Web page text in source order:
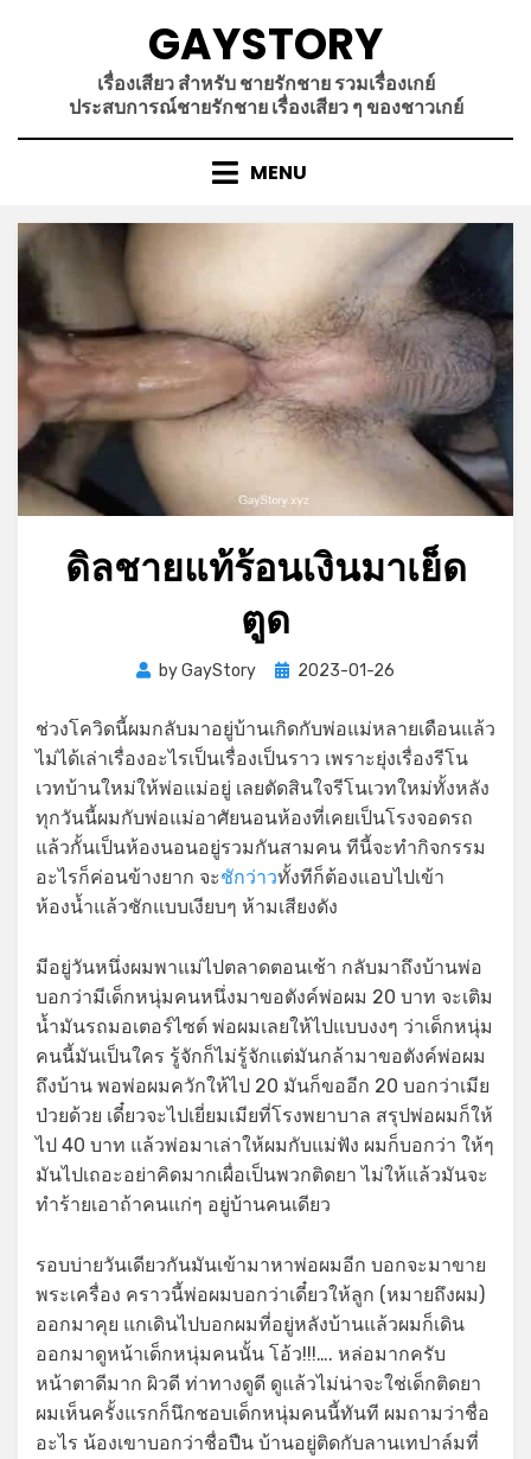
GAYSTORY
เรื่องเสียว สำหรับ ชายรักชาย รวมเรื่องเกย์
ประสบการณ์ชายรักชาย เรื่องเสียว ๆ ของชาวเกย์
MENU
ดิลชายแท้ร้อนเงินมาเย็ด
ตูด
byGayStory
Posted
2023-01-26
ช่วงโควิดนี้ผมกลับมาอยู่บ้านเกิดกับพ่อแม่หลายเดือนแล้ว
ไม่ได้เล่าเรื่องอะไรเป็นเรื่องเป็นราว เพราะยุ่งเรื่องรีโน
เวทบ้านใหม่ให้พ่อแม่อยู่ เลยตัดสินใจรีโนเวทใหม่ทั้งหลัง
ทุกวันนี้ผมกับพ่อแม่อาศัยนอนห้องที่เคยเป็นโรงจอดรถ
แล้วกั้นเป็นห้องนอนอยู่รวมกันสามคน ทีนี้จะทำกิจกรรม
อะไรก็ค่อนข้างยาก จะชักว่าวทั้งทีก็ต้องแอบไปเข้า
ห้องน้ำแล้วชักแบบเงียบๆ ห้ามเสียงดัง
มีอยู่วันหนึ่งผมพาแม่ไปตลาดตอนเช้า กลับมาถึงบ้านพ่อ
บอกว่ามีเด็กหนุ่มคนหนึ่งมาขอตังค์พ่อผม 20 บาท จะเติม
น้ำมันรถมอเตอร์ไซต์ พ่อผมเลยให้ไปแบบงงๆ ว่าเด็กหนุ่ม
คนนี้มันเป็นใคร รู้จักก็ไม่รู้จักแต่มันกล้ามาขอตังค์พ่อผม
ถึงบ้าน พอพ่อผมควักให้ไป 20 มันก็ขออีก 20 บอกว่าเมีย
ป่วยด้วย เดี๋ยวจะไปเยี่ยมเมียที่โรงพยาบาล สรุปพ่อผมก็ให้
ไป 40 บาท แล้วพ่อมาเล่าให้ผมกับแม่ฟัง ผมก็บอกว่า ให้ๆ
มันไปเถอะอย่าคิดมากเผื่อเป็นพวกติดยา ไม่ให้แล้วมันจะ
ทำร้ายเอาถ้าคนแก่ๆ อยู่บ้านคนเดียว
รอบบ่ายวันเดียวกันมันเข้ามาหาพ่อผมอีก บอกจะมาขาย
พระเครื่อง คราวนี้พ่อผมบอกว่าเดี๋ยวให้ลูก (หมายถึงผม)
ออกมาคุย แกเดินไปบอกผมที่อยู่หลังบ้านแล้วผมก็เดิน
ออกมาดูหน้าเด็กหนุ่มคนนั้น โอ้ว!!!…. หล่อมากครับ
หน้าตาดีมาก ผิวดี ท่าทางดูดี ดูแล้วไม่น่าจะใช่เด็กติดยา
ผมเห็นครั้งแรกก็นึกชอบเด็กหนุ่มคนนี้ทันที ผมถามว่าชื่อ
อะไร น้องเขาบอกว่าชื่อปืน บ้านอยู่ติดกับลานเทปาล์มที่